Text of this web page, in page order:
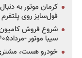
فول‌سایز روی پلتفرم KP2
شروع فروش کامیون
سیبا موتور -مرداد۱۴۰۵ (+قیمت و شرایط)
خودرو هست، مشتری